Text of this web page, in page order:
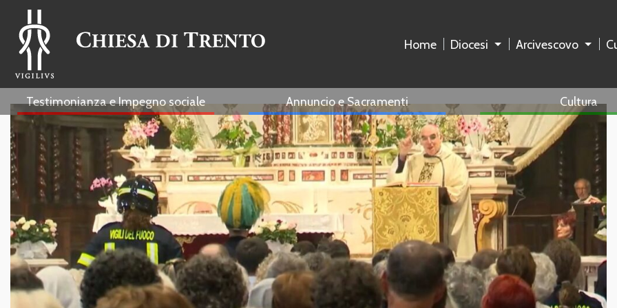
Home Diocesi Arcivescovo
Testimonianza e Impegno sociale Annuncio e Sacramenti Cultura